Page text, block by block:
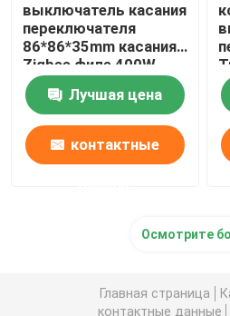
выключатель касания
переключателя
86*86*35mm касания
Zigbee филе 400W
стеклянный
Лучшая цена
контактные
Осмотрите
Главная страница
контактные данные